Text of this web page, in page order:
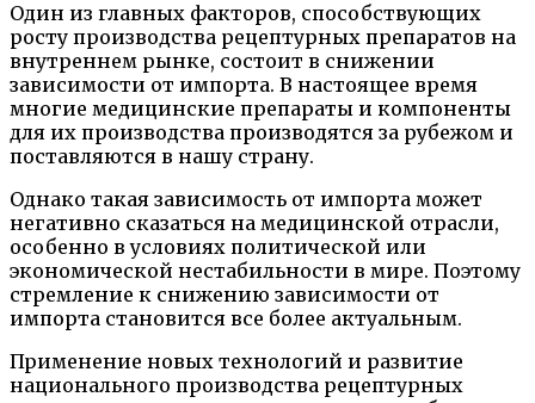
Один из главных факторов, способствующих
росту производства рецептурных препаратов на
внутреннем рынке, состоит в снижении
зависимости от импорта. В настоящее время
многие медицинские препараты и компоненты
для их производства производятся за рубежом и
поставляются в нашу страну.
Однако такая зависимость от импорта может
негативно сказаться на медицинской отрасли,
особенно в условиях политической или
экономической нестабильности в мире. Поэтому
стремление к снижению зависимости от
импорта становится все более актуальным.
Применение новых технологий и развитие
национального производства рецептурных